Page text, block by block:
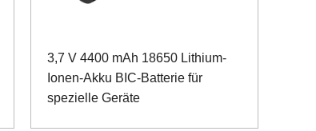
3,7 V 4400 mAh 18650 Lithium-
Ionen-Akku BIC-Batterie für
spezielle Geräte